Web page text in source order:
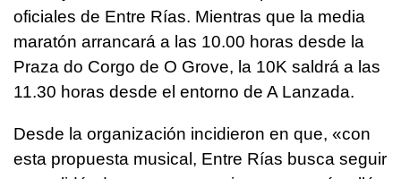
oficiales de Entre Rías. Mientras que la media
maratón arrancará a las 10.00 horas desde la
Praza do Corgo de O Grove, la 10K saldrá a las
11.30 horas desde el entorno de A Lanzada.
Desde la organización incidieron en que, «con
esta propuesta musical, Entre Rías busca seguir